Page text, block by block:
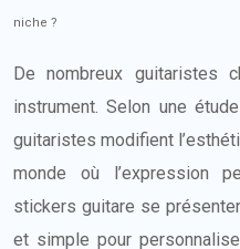
niche ?
De nombreux guitaristes
instrument. Selon une
guitaristes modifient
monde où l’expression
stickers guitare se
et simple pour